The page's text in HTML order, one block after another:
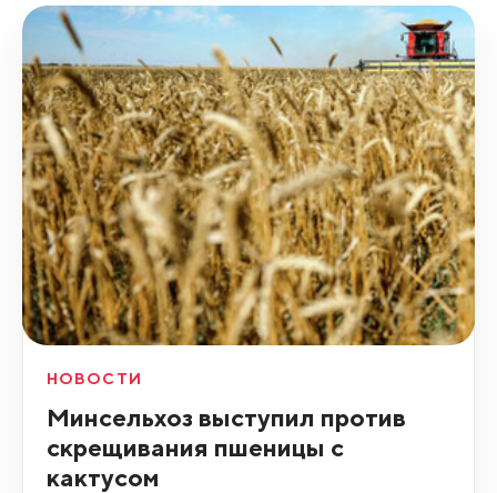
НОВОСТИ
Минсельхоз выступил против
скрещивания пшеницы с
кактусом